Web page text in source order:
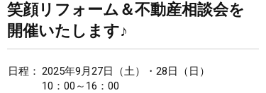
笑顔リフォーム＆不動産相談会を
開催いたします♪
日程： 2025年9月27日（土）・28日（日）
10：00～16：00